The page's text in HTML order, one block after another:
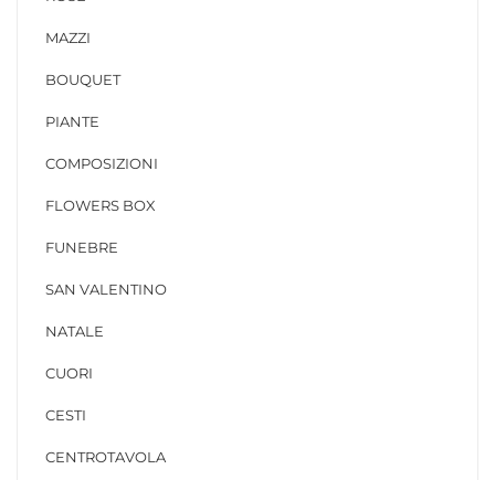
MAZZI
BOUQUET
PIANTE
COMPOSIZIONI
FLOWERS BOX
FUNEBRE
SAN VALENTINO
NATALE
CUORI
CESTI
CENTROTAVOLA